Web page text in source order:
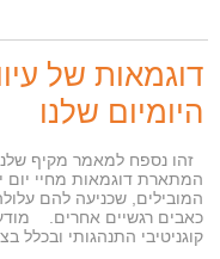
דוגמאות של
היומיום שלנו
זהו נספח למאמר מקיף
המתארת דוגמאות מחיי יום
המובילים, שכניעה להם
כאבים רגשיים אחרים.
קוגניטיבי התנהגותי